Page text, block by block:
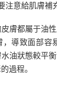
注意給肌膚補
膚都屬于油
，導致面部容
油狀態較平
過程。